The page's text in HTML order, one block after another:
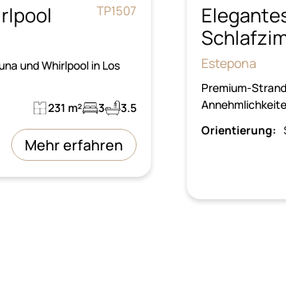
TP1507
und Whirlpool in Los
231 m² 3 3.5
Mehr erfahren
Estepona
Premium-
Orientierung: